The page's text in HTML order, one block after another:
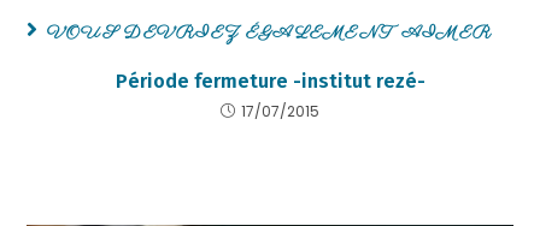
VOUS DEVRIEZ ÉGALEMENT AIMER
Période fermeture -institut rezé-
17/07/2015